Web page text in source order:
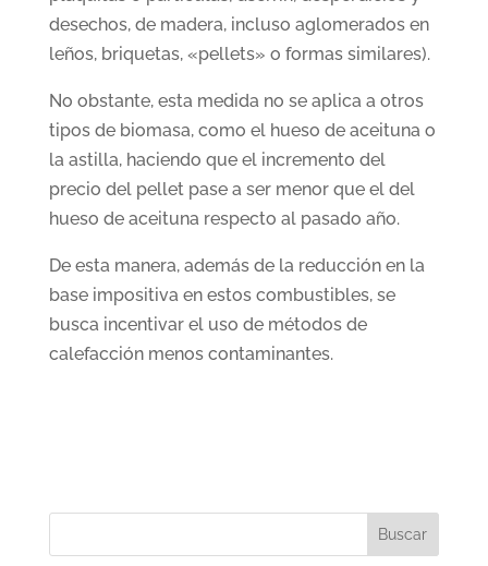
desechos, de madera, incluso aglomerados en
leños, briquetas, «pellets» o formas similares).
No obstante, esta medida no se aplica a otros
tipos de biomasa, como el hueso de aceituna o
la astilla, haciendo que el incremento del
precio del pellet pase a ser menor que el del
hueso de aceituna respecto al pasado año.
De esta manera, además de la reducción en la
base impositiva en estos combustibles, se
busca incentivar el uso de métodos de
calefacción menos contaminantes.